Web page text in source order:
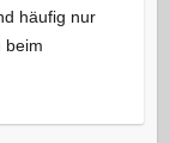
häufig nur
beim